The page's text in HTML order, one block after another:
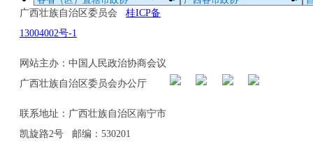
广西壮族自治区委员会 桂ICP备
13004002号-1
网站主办：中国人民政治协商会议
广西壮族自治区委员会办公厅
联系地址：广西壮族自治区南宁市
凯旋路2号 邮编：530201